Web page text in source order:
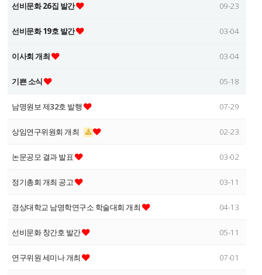
선비문화 26집 발간 09-23
선비문화 19호 발간 03-04
이사회 개최 03-04
기쁜 소식 05-18
남명원보 제32호 발행 07-29
상임연구위원회 개최 02-23
논문공모 결과 발표 03-02
정기총회 개최 공고 03-11
경상대학교 남명학연구소 학술대회 개최 04-13
선비문화 창간호 발간 05-11
연구위원 세미나 개최 07-01